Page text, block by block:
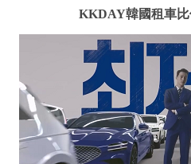
KKDAY韓國租車